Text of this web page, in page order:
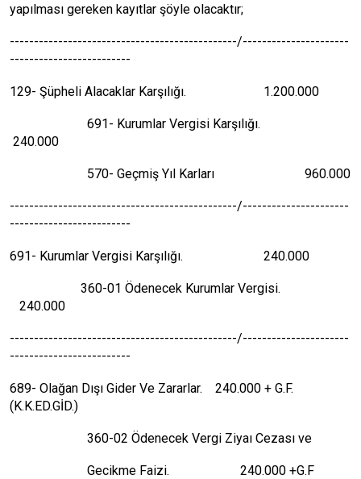
yapılması gereken kayıtlar şöyle olacaktır;
-----------------------------------------------/----------------------
-------------------------
129- Şüpheli Alacaklar Karşılığı. 1.200.000
691- Kurumlar Vergisi Karşılığı.
240.000
570- Geçmiş Yıl Karları 960.000
-----------------------------------------------/----------------------
-------------------------
691- Kurumlar Vergisi Karşılığı. 240.000
360-01 Ödenecek Kurumlar Vergisi.
240.000
-----------------------------------------------/----------------------
-------------------------
689- Olağan Dışı Gider Ve Zararlar. 240.000 + G.F.
(K.K.ED.GİD.)
360-02 Ödenecek Vergi Ziyaı Cezası ve
Gecikme Faizi. 240.000 +G.F